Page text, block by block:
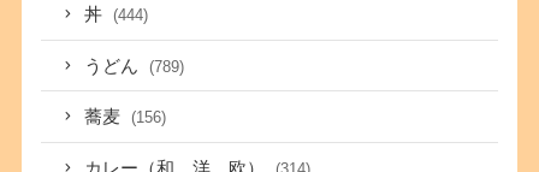
丼 (444)
うどん (789)
蕎麦 (156)